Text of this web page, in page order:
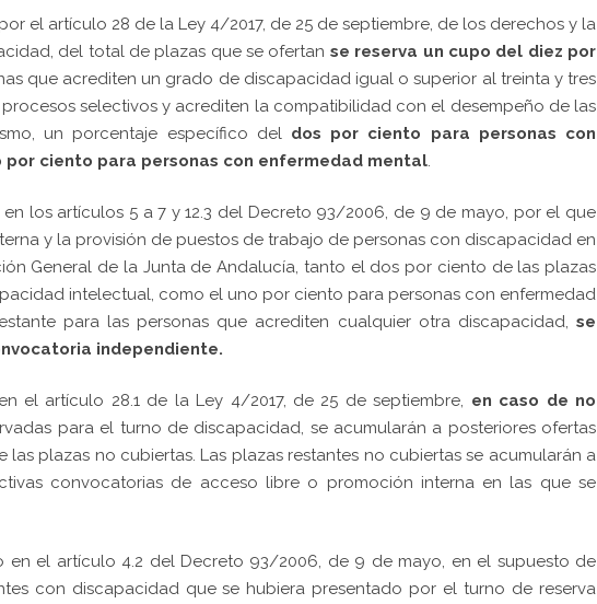
el artículo 28 de la Ley 4/2017, de 25 de septiembre, de los derechos y la
del total de plazas que se ofertan se reserva un cupo del diez por
que acrediten un grado de discapacidad igual o superior al treinta y tres
selectivos y acrediten la compatibilidad con el desempeño de las
un porcentaje específico del dos por ciento para personas con
ciento para personas con enfermedad mental
los artículos 5 a 7 y 12.3 del Decreto 93/2006, de 9 de mayo, por el que
y la provisión de puestos de trabajo de personas con discapacidad en
General de la Junta de Andalucía, tanto el dos por ciento de las plazas
intelectual, como el uno por ciento para personas con enfermedad
para las personas que acrediten cualquier otra discapacidad, se
independiente.
el artículo 28.1 de la Ley 4/2017, de 25 de septiembre, en caso de no
para el turno de discapacidad, se acumularán a posteriores ofertas
plazas no cubiertas. Las plazas restantes no cubiertas se acumularán a
convocatorias de acceso libre o promoción interna en las que se
en el artículo 4.2 del Decreto 93/2006, de 9 de mayo, en el supuesto de
con discapacidad que se hubiera presentado por el turno de reserva